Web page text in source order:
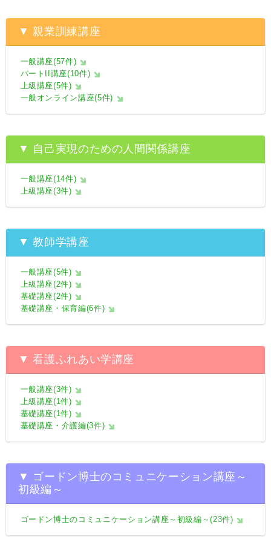
▼ 親業訓練講座
一般講座(57件)
パートII講座(10件)
上級講座(5件)
一般オンライン講座(5件)
▼ 自己実現のための人間関係講座
一般講座(14件)
上級講座(3件)
▼ 教師学講座
一般講座(5件)
上級講座(2件)
基礎講座(2件)
基礎講座・保育編(6件)
▼ 看護ふれあい学講座
一般講座(3件)
上級講座(1件)
基礎講座(1件)
基礎講座・介護編(3件)
▼ ゴードン博士のコミュニケーション講座～
初級編～
ゴードン博士のコミュニケーション講座～初級編～(23件)